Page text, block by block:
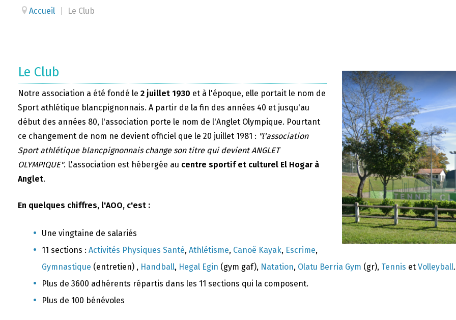
Accueil Le Club
Le Club
Notre association a été fondé le 2 juillet 1930 et à l'époque, elle portait le nom de
Sport athlétique blancpignonnais. A partir de la fin des années 40 et jusqu'au
début des années 80, l'association porte le nom de l'Anglet Olympique. Pourtant
ce changement de nom ne devient officiel que le 20 juillet 1981 : "l'association
Sport athlétique blancpignonnais change son titre qui devient ANGLET
OLYMPIQUE". L'association est hébergée au centre sportif et culturel El Hogar à
Anglet.
En quelques chiffres, l'AOO, c'est :
Une vingtaine de salariés
11 sections : Activités Physiques Santé, Athlétisme, Canoë Kayak, Escrime,
Gymnastique (entretien) , Handball, Hegal Egin (gym gaf), Natation, Olatu Berria Gym (gr), Tennis et Volleyball.
Plus de 3600 adhérents répartis dans les 11 sections qui la composent.
Plus de 100 bénévoles